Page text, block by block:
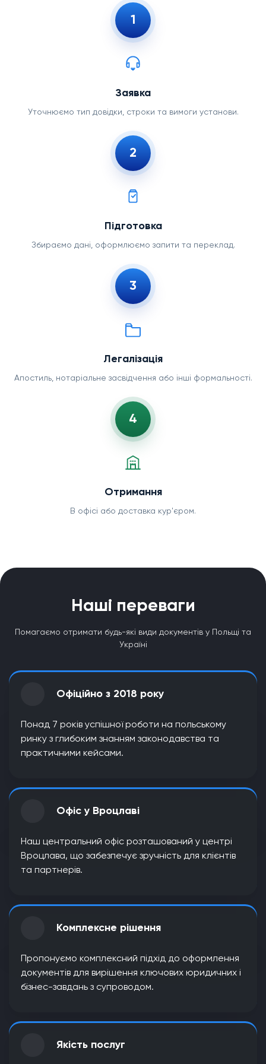
1
Заявка
Уточнюємо тип довідки, строки та вимоги установи.
2
Підготовка
Збираємо дані, оформлюємо запити та переклад.
3
Легалізація
Апостиль, нотаріальне засвідчення або інші формальності.
4
Отримання
В офісі або доставка кур'єром.
Наші переваги
Помагаємо отримати будь-які види документів у Польщі та
Україні
Офіційно з 2018 року
Понад 7 років успішної роботи на польському
ринку з глибоким знанням законодавства та
практичними кейсами.
Офіс у Вроцлаві
Наш центральний офіс розташований у центрі
Вроцлава, що забезпечує зручність для клієнтів
та партнерів.
Комплексне рішення
Пропонуємо комплексний підхід до оформлення
документів для вирішення ключових юридичних і
бізнес-завдань з супроводом.
Якість послуг